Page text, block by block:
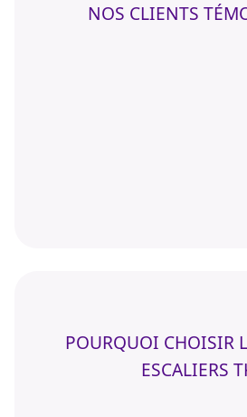
NOS CLIENTS
POURQUOI CHOISIR
ESCALIERS